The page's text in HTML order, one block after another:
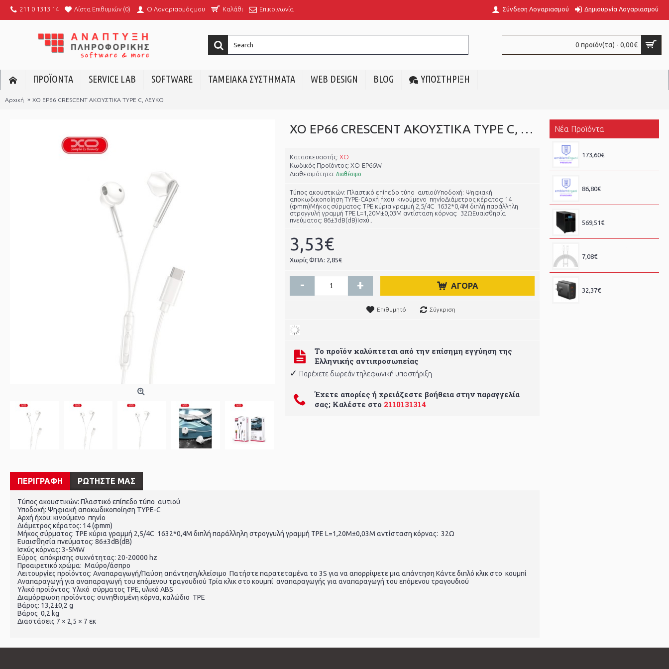
211 0 1313 14 Λίστα Επιθυμιών (0) O Λογαριασμός μου Καλάθι Επικοινωνία Σύνδεση Λογαριασμού Δημιουργία Λογαριασμού
0 προϊόν(τα) - 0,00€
ΠΡΟΪΟΝΤΑ SERVICE LAB SOFTWARE ΤΑΜΕΙΑΚΑ ΣΥΣΤΗΜΑΤΑ WEB DESIGN BLOG ΥΠΟΣΤΗΡΙΞΗ
Αρχική XO EP66 CRESCENT ΑΚΟΥΣΤΙΚΑ TYPE C, ΛΕΥΚΟ
Νέα Προϊόντα
173,60€
86,80€
569,51€
7,08€
32,37€
XO EP66 CRESCENT ΑΚΟΥΣΤΙΚΑ TYPE C, ΛΕΥΚΟ
Κατασκευαστής: XO
Κωδικός Προϊόντος: XO-EP66W
Διαθεσιμότητα: Διαθέσιμο
Τύπος ακουστικών: Πλαστικό επίπεδο τύπο αυτιούΥποδοχή: Ψηφιακή
αποκωδικοποίηση TYPE-CΑρχή ήχου: κινούμενο πηνίοΔιάμετρος κέρατος: 14
(φmm)Μήκος σύρματος: TPE κύρια γραμμή 2,5/4C 1632*0,4M διπλή παράλληλη
στρογγυλή γραμμή TPE L=1,20M±0,03M αντίσταση κόρνας: 32ΩΕυαισθησία
πνεύματος: 86±3dB(dB)Ισχύ..
3,53€
Χωρίς ΦΠΑ: 2,85€
- + ΑΓΟΡΑ
Επιθυμητό Σύγκριση
Το προϊόν καλύπτεται από την επίσημη εγγύηση της
Ελληνικής αντιπροσωπείας
✓ Παρέχετε δωρεάν τηλεφωνική υποστήριξη
Έχετε απορίες ή χρειάζεστε βοήθεια στην παραγγελία
σας; Καλέστε στο 2110131314
ΠΕΡΙΓΡΑΦΗ ΡΩΤΗΣΤΕ ΜΑΣ
Τύπος ακουστικών: Πλαστικό επίπεδο τύπο αυτιού
Υποδοχή: Ψηφιακή αποκωδικοποίηση TYPE-C
Αρχή ήχου: κινούμενο πηνίο
Διάμετρος κέρατος: 14 (φmm)
Μήκος σύρματος: TPE κύρια γραμμή 2,5/4C 1632*0,4M διπλή παράλληλη στρογγυλή γραμμή TPE L=1,20M±0,03M αντίσταση κόρνας: 32Ω
Ευαισθησία πνεύματος: 86±3dB(dB)
Ισχύς κόρνας: 3-5MW
Εύρος απόκρισης συχνότητας: 20-20000 hz
Προαιρετικό χρώμα: Μαύρο/άσπρο
Λειτουργίες προϊόντος: Αναπαραγωγή/Παύση απάντηση/κλείσιμο Πατήστε παρατεταμένα το 3S για να απορρίψετε μια απάντηση Κάντε διπλό κλικ στο κουμπί
Αναπαραγωγή για αναπαραγωγή του επόμενου τραγουδιού Τρία κλικ στο κουμπί αναπαραγωγής για αναπαραγωγή του επόμενου τραγουδιού
Υλικό προϊόντος: Υλικό σύρματος TPE, υλικό ABS
Διαμόρφωση προϊόντος: συνηθισμένη κόρνα, καλώδιο TPE
Βάρος: 13,2±0,2 g
Βάρος 0,2 kg
Διαστάσεις 7 × 2,5 × 7 εκ